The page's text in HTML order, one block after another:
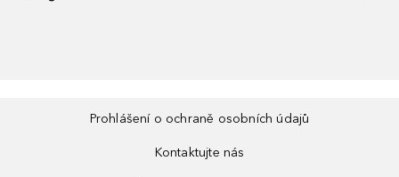
Prohlášení o ochraně osobních údajů
Kontaktujte nás